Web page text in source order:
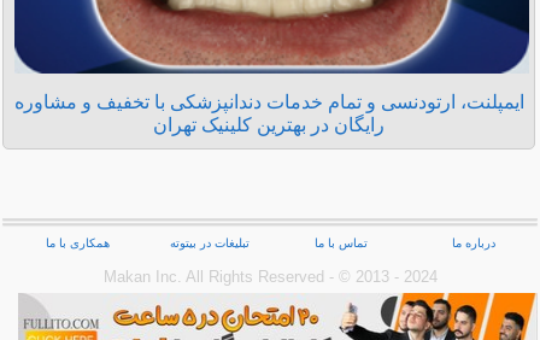
ایمپلنت، ارتودنسی و تمام خدمات دندانپزشکی با تخفیف و مشاوره
رایگان در بهترین کلینیک تهران
درباره ما تماس با ما تبلیغات در بیتوته همکاری با ما
Makan Inc.‎ All Rights Reserved - © 2013 - 2024